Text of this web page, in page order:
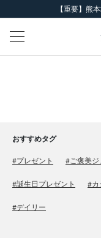
【重要】熊
おすすめタグ
#プレゼント #ご褒美ジ
#誕生日プレゼント #カ
#デイリー